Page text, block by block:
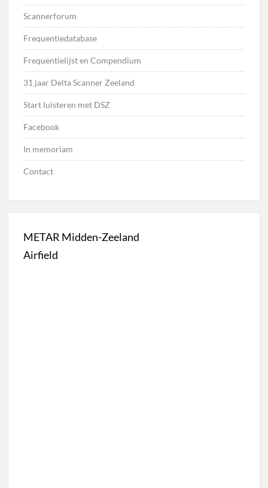
Scannerforum
Frequentiedatabase
Frequentielijst en Compendium
31 jaar Delta Scanner Zeeland
Start luisteren met DSZ
Facebook
In memoriam
Contact
METAR Midden-Zeeland
Airfield